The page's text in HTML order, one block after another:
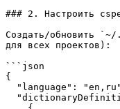
### 2. Настроить
Создать/обновить
для всех проектов):
```json
{